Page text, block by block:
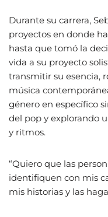
Durante su carrera,
proyectos en donde
hasta que tomó la
vida a su proyecto
transmitir su esencia,
música
género en específico
del pop y explorando
y ritmos.
“Quiero que las
identifiquen con mis
mis historias y las